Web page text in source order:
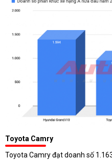
Toyota Camry
Toyota Camry đạt doanh số